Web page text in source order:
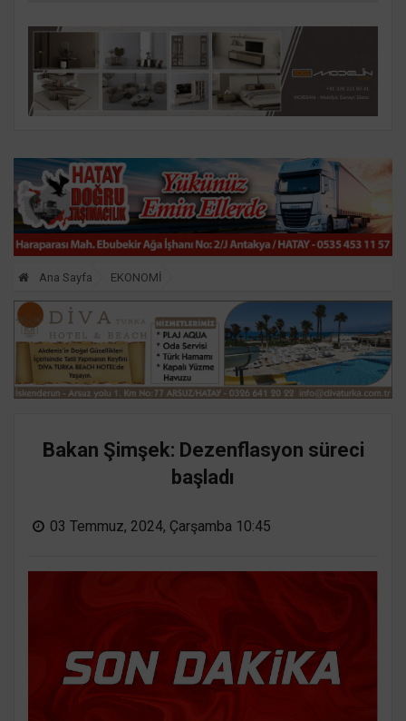
Ana Sayfa EKONOMİ
Bakan Şimşek: Dezenflasyon süreci
başladı
03 Temmuz, 2024, Çarşamba 10:45